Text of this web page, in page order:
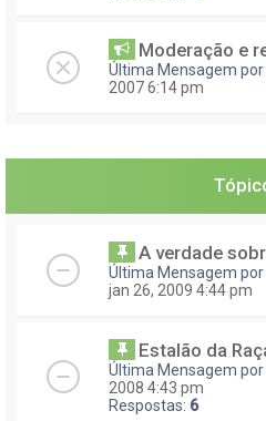
Moderação e
Última Mensagem por
2007 6:14 pm
A verdade
Última Mensagem por
jan 26, 2009 4:44 pm
Estalão da
Última Mensagem por
2008 4:43 pm
Respostas: 6